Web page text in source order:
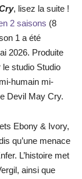
, lisez la suite !
2 saisons (8
1 a été
2026. Produite
studio Studio
humain mi-
Devil May Cry.
Ebony & Ivory,
qu’une menace
L’histoire met
ainsi que